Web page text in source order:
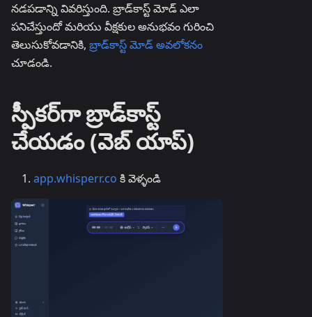
నడపడాన్ని వివరిస్తుంది. బ్రాడ్‌కాస్ట్ మోడ్ ఎలా
పనిచేస్తుందో మరియు వీక్షకుల అనుభవం గురించి
తెలుసుకోవడానికి, బ్రాడ్‌కాస్ట్ మోడ్ అవలోకనం
చూడండి.
స్పీకర్‌గా బ్రాడ్‌కాస్ట్
చేయడం (వెబ్ యాప్)
app.whisperr.co కి వెళ్ళండి